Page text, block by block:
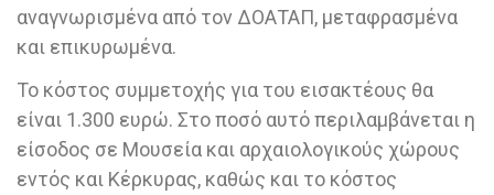
αναγνωρισμένα από τον ΔΟΑΤΑΠ, μεταφρασμένα
και επικυρωμένα.
Το κόστος συμμετοχής για του εισακτέους θα
είναι 1.300 ευρώ. Στο ποσό αυτό περιλαμβάνεται η
είσοδος σε Μουσεία και αρχαιολογικούς χώρους
εντός και Κέρκυρας, καθώς και το κόστος